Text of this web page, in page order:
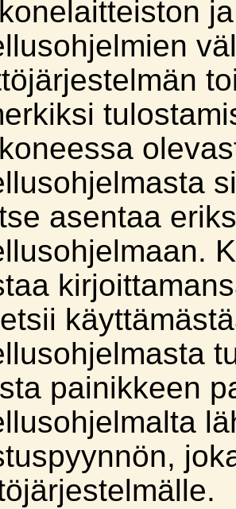
asentaa
painikkeen